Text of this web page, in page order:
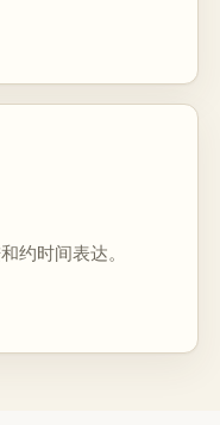
约时间表达。